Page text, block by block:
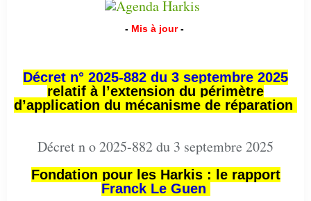
- Mis à jour -
Décret n° 2025-882 du 3 septembre 2025
relatif à l’extension du périmètre
d’application du mécanisme de réparation
Décret n o 2025-882 du 3 septembre 2025
Fondation pour les Harkis : le rapport
Franck Le Guen